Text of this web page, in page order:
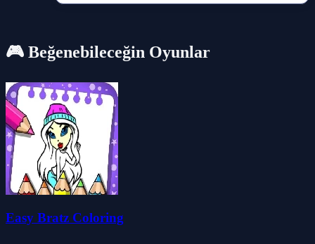
🎮 Beğenebileceğin Oyunlar
Easy Bratz Coloring